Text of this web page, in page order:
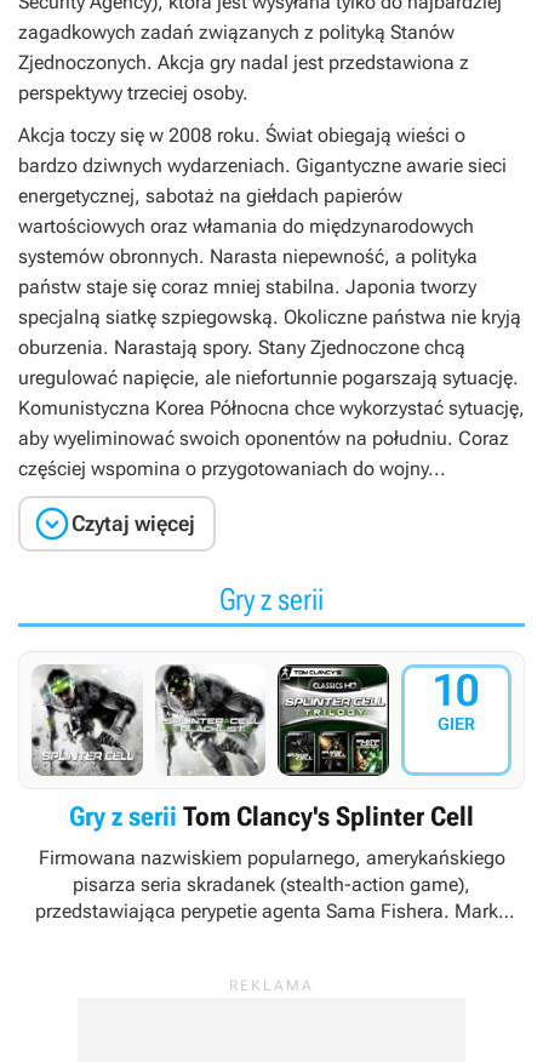
zagadkowych zadań związanych z polityką Stanów
Zjednoczonych. Akcja gry nadal jest przedstawiona z
perspektywy trzeciej osoby.
Akcja toczy się w 2008 roku. Świat obiegają wieści o
bardzo dziwnych wydarzeniach. Gigantyczne awarie sieci
energetycznej, sabotaż na giełdach papierów
wartościowych oraz włamania do międzynarodowych
systemów obronnych. Narasta niepewność, a polityka
państw staje się coraz mniej stabilna. Japonia tworzy
specjalną siatkę szpiegowską. Okoliczne państwa nie kryją
oburzenia. Narastają spory. Stany Zjednoczone chcą
uregulować napięcie, ale niefortunnie pogarszają sytuację.
Komunistyczna Korea Północna chce wykorzystać sytuację,
aby wyeliminować swoich oponentów na południu. Coraz
częściej wspomina o przygotowaniach do wojny...
Czytaj więcej
Gry z serii
10
GIER
Gry z serii Tom Clancy's Splinter Cell
Firmowana nazwiskiem popularnego, amerykańskiego
pisarza seria skradanek (stealth-action game),
przedstawiająca perypetie agenta Sama Fishera. Marka
Ubisoft Montreal, Ubisoft Shanghai i Ubisoft Toronto).